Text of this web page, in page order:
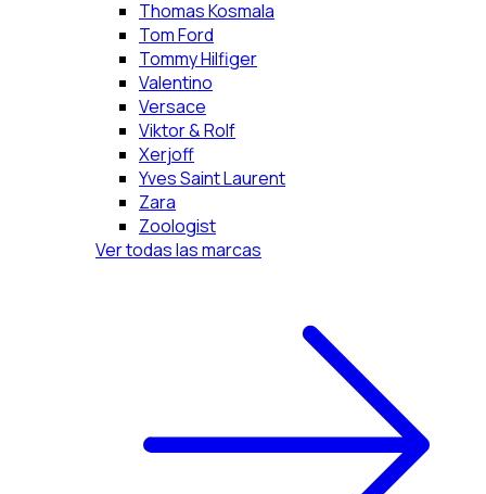
Thomas Kosmala
Tom Ford
Tommy Hilfiger
Valentino
Versace
Viktor & Rolf
Xerjoff
Yves Saint Laurent
Zara
Zoologist
Ver todas las marcas